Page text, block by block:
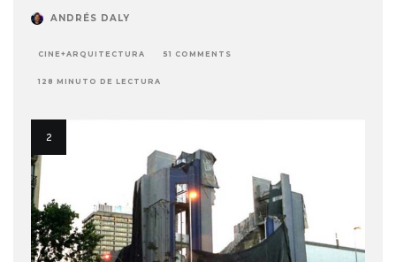
ANDRÉS DALY
CINE+ARQUITECTURA 51 COMMENTS
128 MINUTO DE LECTURA